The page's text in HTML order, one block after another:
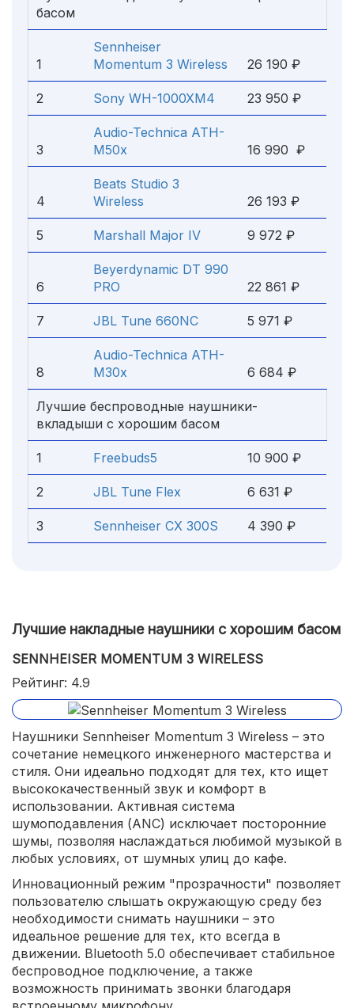
басом
1
Sennheiser
Momentum 3 Wireless
26 190 ₽
2 Sony WH-1000XM4 23 950 ₽
3
Audio-Technica ATH-
M50x
16 990 ₽
4
Beats Studio 3
Wireless
26 193 ₽
5 Marshall Major IV 9 972 ₽
6
Beyerdynamic DT 990
PRO
22 861 ₽
7 JBL Tune 660NC 5 971 ₽
8
Audio-Technica ATH-
M30x
6 684 ₽
Лучшие беспроводные наушники-
вкладыши с хорошим басом
1 Freebuds5 10 900 ₽
2 JBL Tune Flex 6 631 ₽
3 Sennheiser CX 300S 4 390 ₽
Лучшие накладные наушники с хорошим басом
SENNHEISER MOMENTUM 3 WIRELESS
Рейтинг: 4.9
Наушники Sennheiser Momentum 3 Wireless – это
сочетание немецкого инженерного мастерства и
стиля. Они идеально подходят для тех, кто ищет
высококачественный звук и комфорт в
использовании. Активная система
шумоподавления (ANC) исключает посторонние
шумы, позволяя наслаждаться любимой музыкой в
любых условиях, от шумных улиц до кафе.
Инновационный режим "прозрачности" позволяет
пользователю слышать окружающую среду без
необходимости снимать наушники – это
идеальное решение для тех, кто всегда в
движении. Bluetooth 5.0 обеспечивает стабильное
беспроводное подключение, а также
возможность принимать звонки благодаря